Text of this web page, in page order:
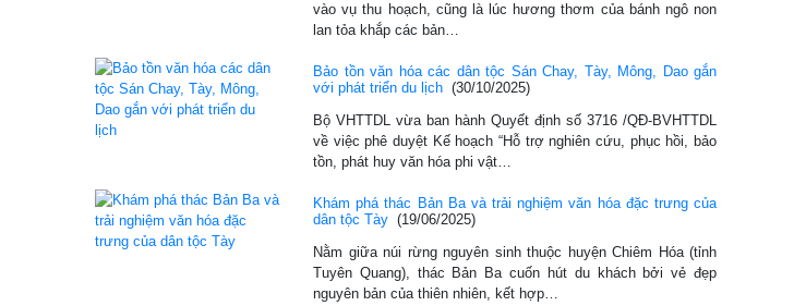
vào vụ thu hoạch, cũng là lúc hương thơm của bánh ngô non
lan tỏa khắp các bản…
Bảo tồn văn hóa các dân tộc Sán Chay, Tày, Mông, Dao gắn
với phát triển du lịch (30/10/2025)
Bộ VHTTDL vừa ban hành Quyết định số 3716 /QĐ-BVHTTDL
về việc phê duyệt Kế hoạch “Hỗ trợ nghiên cứu, phục hồi, bảo
tồn, phát huy văn hóa phi vật…
Khám phá thác Bản Ba và trải nghiệm văn hóa đặc trưng của
dân tộc Tày (19/06/2025)
Nằm giữa núi rừng nguyên sinh thuộc huyện Chiêm Hóa (tỉnh
Tuyên Quang), thác Bản Ba cuốn hút du khách bởi vẻ đẹp
nguyên bản của thiên nhiên, kết hợp…